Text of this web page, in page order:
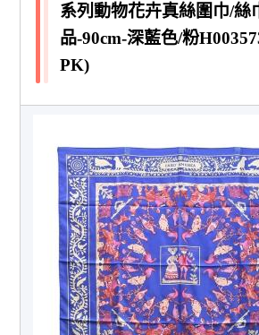
系列動物花卉真絲圍巾/絲
品-90cm-深藍色/粉
PK)